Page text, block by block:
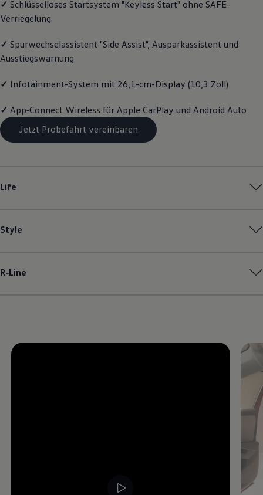
Motorenöl und Flüssigkeiten
Economy Service
Volkswagen Teile
Zubehör
Schutz und Pflege
Entertainment und Elektronik
Individualisieren
Wallbox und Ladekabel
Digitale Extras
Dienste für Ihr Modell finden
✓ Schlüsselloses Startsystem "Keyless Start" ohne SAFE-
Verriegelung
✓ Spurwechselassistent "Side Assist", Ausparkassistent und
Ausstiegswarnung
✓ Infotainment-System mit 26,1-cm-Display (10,3 Zoll)
✓ App‑Connect Wireless für Apple CarPlay und Android Auto
Jetzt Probefahrt vereinbaren
Life
Style
R‑Line